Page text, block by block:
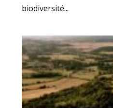
biodiversité...